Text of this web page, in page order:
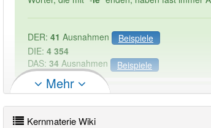
DER: 41 Ausnahmen
Beispiele
DIE: 4 354
DAS: 34 Ausnahmen Beispiele
PowerIndex:3
Mehr
Kernmaterie Wiki